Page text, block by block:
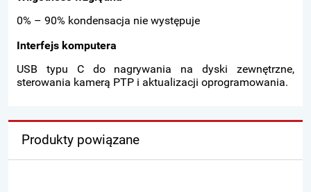
0% – 90% kondensacja nie występuje
Interfejs komputera
USB typu C do nagrywania na dyski zewnętrzne,
sterowania kamerą PTP i aktualizacji oprogramowania.
Produkty powiązane